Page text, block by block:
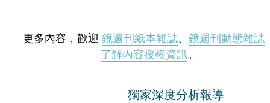
更多內容，歡迎 鏡週刊紙本雜誌、 鏡週刊動態雜誌
了解內容授權資訊。
獨家深度分析報導